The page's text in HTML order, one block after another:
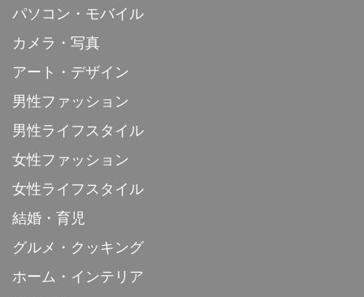
パソコン・モバイル
カメラ・写真
アート・デザイン
男性ファッション
男性ライフスタイル
女性ファッション
女性ライフスタイル
結婚・育児
グルメ・クッキング
ホーム・インテリア